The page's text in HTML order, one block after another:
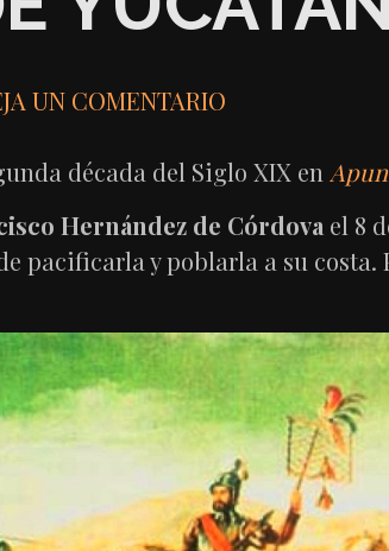
UN COMENTARIO
década del Siglo XIX en
Hernández de Córdova el 8
pacificarla y poblarla a su